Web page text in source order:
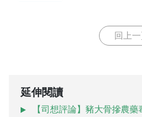
回上
延伸閱讀
【司想評論】豬大骨摻農